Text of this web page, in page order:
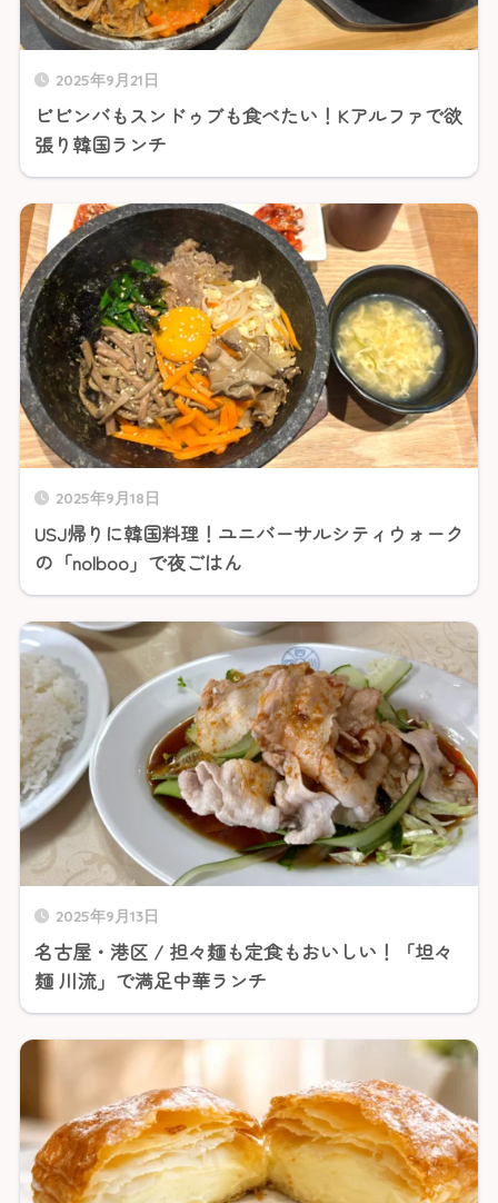
2025年9月21日
ビビンバもスンドゥブも食べたい！Kアルファで欲
張り韓国ランチ
2025年9月18日
USJ帰りに韓国料理！ユニバーサルシティウォーク
の「nolboo」で夜ごはん
2025年9月13日
名古屋・港区 / 担々麺も定食もおいしい！「坦々
麺 川流」で満足中華ランチ